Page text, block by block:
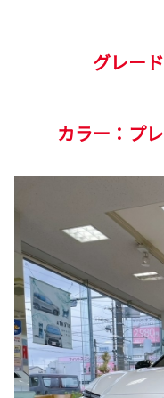
グレー
カラー：プ